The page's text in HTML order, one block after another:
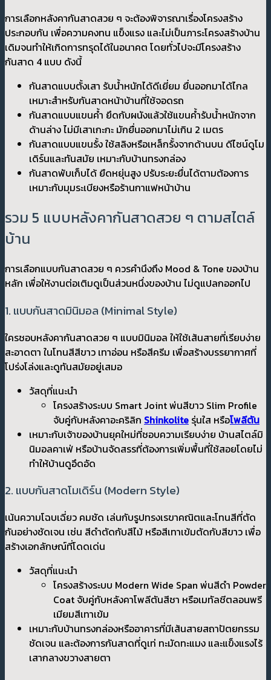
การเลือกหลังคากันสาดสวย ๆ จะต้องพิจารณาเรื่องโครงสร้าง
ประกอบกัน เพื่อความคงทน แข็งแรง และไม่เป็นภาระโครงสร้างบ้าน
เดิมจนทำให้เกิดการทรุดได้ในอนาคต โดยทั่วไปจะมีโครงสร้าง
กันสาด 4 แบบ ดังนี้
กันสาดแบบตั้งเสา รับน้ำหนักได้ดีเยี่ยม ยื่นออกมาได้ไกล
เหมาะสำหรับกันสาดหน้าบ้านที่ใช้จอดรถ
กันสาดแบบแขนค้ำ ยึดกับผนังแล้วใช้แขนค้ำรับน้ำหนักจาก
ด้านล่าง ไม่มีเสาเกะกะ มักยื่นออกมาไม่เกิน 2 เมตร
กันสาดแบบแขนรั้ง ใช้สลิงหรือเหล็กรั้งจากด้านบน ดีไซน์ดูโม
เดิร์นและทันสมัย เหมาะกับบ้านทรงกล่อง
กันสาดพับเก็บได้ ยืดหยุ่นสูง ปรับระยะยื่นได้ตามต้องการ
เหมาะกับมุมระเบียงหรือร้านกาแฟหน้าบ้าน
รวม 5 แบบหลังคากันสาดสวย ๆ ตามสไตล์
บ้าน
การเลือกแบบกันสาดสวย ๆ ควรคำนึงถึง Mood & Tone ของบ้าน
หลัก เพื่อให้งานต่อเติมดูเป็นส่วนหนึ่งของบ้าน ไม่ดูแปลกออกไป
1. แบบกันสาดมินิมอล (Minimal Style)
ใครชอบหลังคากันสาดสวย ๆ แบบมินิมอล ให้ใช้เส้นสายที่เรียบง่าย
สะอาดตา ในโทนสีสีขาว เทาอ่อน หรือสีครีม เพื่อสร้างบรรยากาศที่
โปร่งโล่งและดูทันสมัยอยู่เสมอ
วัสดุที่แนะนำ
โครงสร้างระบบ Smart Joint พ่นสีขาว Slim Profile
จับคู่กับหลังคาอะคริลิก Shinkolite รุ่นใส หรือโพลีตัน
เหมาะกับเจ้าของบ้านยุคใหม่ที่ชอบความเรียบง่าย บ้านสไตล์มิ
นิมอลคาเฟ่ หรือบ้านจัดสรรที่ต้องการเพิ่มพื้นที่ใช้สอยโดยไม่
ทำให้บ้านดูอึดอัด
2. แบบกันสาดโมเดิร์น (Modern Style)
เน้นความโฉบเฉี่ยว คมชัด เล่นกับรูปทรงเรขาคณิตและโทนสีที่ตัด
กันอย่างชัดเจน เช่น สีดำตัดกับสีไม้ หรือสีเทาเข้มตัดกับสีขาว เพื่อ
สร้างเอกลักษณ์ที่โดดเด่น
วัสดุที่แนะนำ
โครงสร้างระบบ Modern Wide Span พ่นสีดำ Powder
Coat จับคู่กับหลังคาโพลีตันสีชา หรือเมทัลชีตลอนพรี
เมียมสีเทาเข้ม
เหมาะกับบ้านทรงกล่องหรืออาคารที่มีเส้นสายสถาปัตยกรรม
ชัดเจน และต้องการกันสาดที่ดูเท่ ทะมัดทะแมง และแข็งแรงไร้
เสากลางขวางสายตา